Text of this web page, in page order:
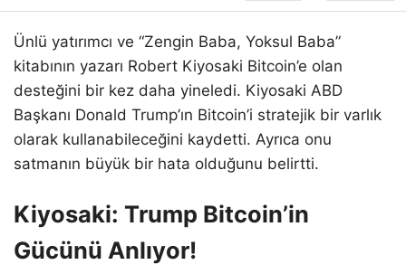
Ünlü yatırımcı ve “Zengin Baba, Yoksul Baba”
kitabının yazarı Robert Kiyosaki Bitcoin’e olan
desteğini bir kez daha yineledi. Kiyosaki ABD
Başkanı Donald Trump’ın Bitcoin’i stratejik bir varlık
olarak kullanabileceğini kaydetti. Ayrıca onu
satmanın büyük bir hata olduğunu belirtti.
Kiyosaki: Trump Bitcoin’in
Gücünü Anlıyor!